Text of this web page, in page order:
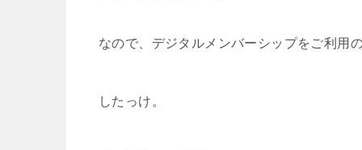
なので、デジタルメンバーシップをご利用
したっけ。